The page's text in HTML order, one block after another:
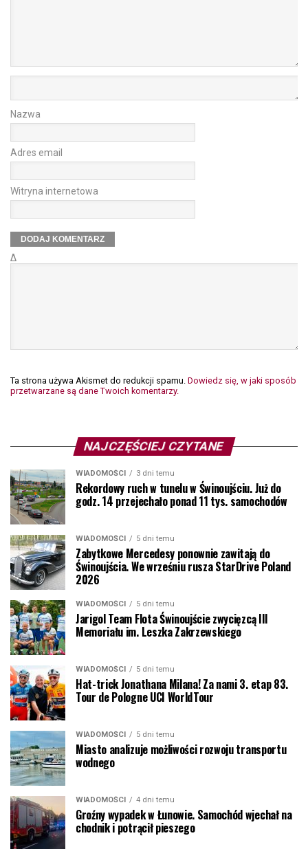
Nazwa
Adres email
Witryna internetowa
Δ
Ta strona używa Akismet do redukcji spamu. Dowiedz się, w jaki sposób
przetwarzane są dane Twoich komentarzy.
NAJCZĘŚCIEJ CZYTANE
WIADOMOŚCI 3 dni temu
Rekordowy ruch w tunelu w Świnoujściu. Już do
godz. 14 przejechało ponad 11 tys. samochodów
WIADOMOŚCI 5 dni temu
Zabytkowe Mercedesy ponownie zawitają do
Świnoujścia. We wrześniu rusza StarDrive Poland
2026
WIADOMOŚCI 5 dni temu
Jarigol Team Flota Świnoujście zwycięzcą III
Memoriału im. Leszka Zakrzewskiego
WIADOMOŚCI 5 dni temu
Hat-trick Jonathana Milana! Za nami 3. etap 83.
Tour de Pologne UCI WorldTour
WIADOMOŚCI 5 dni temu
Miasto analizuje możliwości rozwoju transportu
wodnego
WIADOMOŚCI 4 dni temu
Groźny wypadek w Łunowie. Samochód wjechał na
chodnik i potrącił pieszego